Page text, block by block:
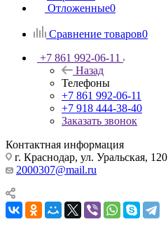
Отложенные0
Сравнение товаров0
+7 861 992-06-11
Назад
Телефоны
+7 861 992-06-11
+7 918 444-38-40
Заказать звонок
Контактная информация
г. Краснодар, ул. Уральская, 120
2000307@mail.ru